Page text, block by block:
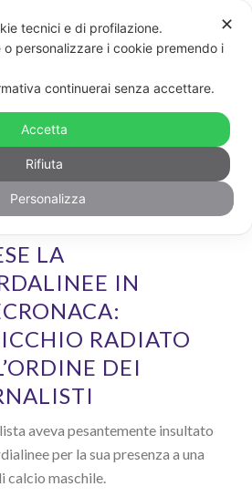
2019"
LA
IN
RADIATO
DEI
aveva pesantemente insultato
per la sua presenza a una
calcio maschile.
✕
tecnici e di profilazione.
personalizzare i cookie premendo i
continuerai senza accettare.
Accetta
Rifiuta
Personalizza